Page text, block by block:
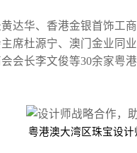
达华、香港金银首饰工
席杜源宁、澳门金业同
会长李文俊等30余家粤
粤港澳大湾区珠宝设